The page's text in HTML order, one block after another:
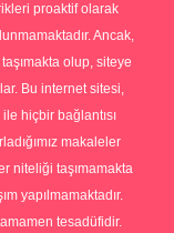
proaktif olarak
Ancak,
olup, siteye
Bu internet sitesi,
hiçbir bağlantısı
makaleler
niteliği taşımamakta
yapılmamaktadır.
tesadüfidir.